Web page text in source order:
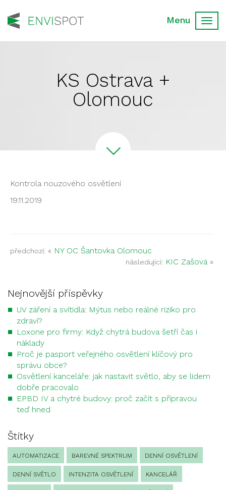
KS Ostrava +
Olomouc
Kontrola nouzového osvětlení
19.11.2019
předchozí: « NY OC Šantovka Olomouc
následující: KIC Zašová»
Nejnovější příspěvky
UV záření a svítidla: Mýtus nebo reálné riziko pro
zdraví?
Loxone pro firmy: Když chytrá budova šetří čas i
náklady
Proč je pasport veřejného osvětlení klíčový pro
správu obce?
Osvětlení kanceláře: jak nastavit světlo, aby se lidem
dobře pracovalo
EPBD IV a chytré budovy: proč začít s přípravou
teď hned
Štítky
AUTOMATIZACE BAREVNÉ SPEKTRUM DENNÍ OSVĚTLENÍ
DENNÍ SVĚTLO INTENZITA OSVĚTLENÍ KANCELÁŘ